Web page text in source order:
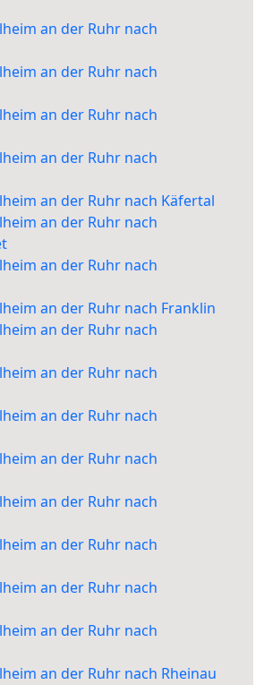
an der Ruhr nach
an der Ruhr nach
an der Ruhr nach
an der Ruhr nach
an der Ruhr nach Käfertal
an der Ruhr nach
an der Ruhr nach
an der Ruhr nach Franklin
an der Ruhr nach
an der Ruhr nach
an der Ruhr nach
an der Ruhr nach
an der Ruhr nach
an der Ruhr nach
an der Ruhr nach
an der Ruhr nach
an der Ruhr nach Rheinau